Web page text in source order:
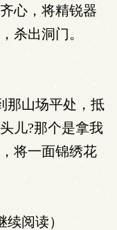
心，将精锐器
杀出洞门。
那山场平处，抵
儿?那个是拿我
将一面锦绣花
阅读）